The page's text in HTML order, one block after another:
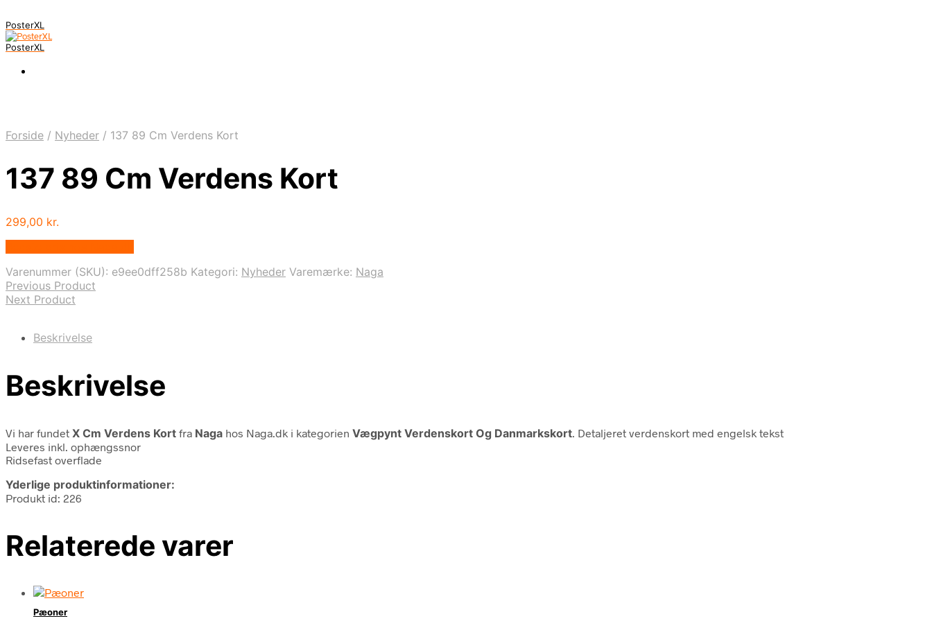
PosterXL
PosterXL
Forside / Nyheder / 137 89 Cm Verdens Kort
137 89 Cm Verdens Kort
299,00 kr.
Varenummer (SKU): e9ee0dff258b Kategori: Nyheder Varemærke: Naga
Previous Product
Next Product
Beskrivelse
Beskrivelse
Vi har fundet X Cm Verdens Kort fra Naga hos Naga.dk i kategorien Vægpynt Verdenskort Og Danmarkskort . Detaljeret verdenskort med engelsk tekst
Leveres inkl. ophængssnor
Ridsefast overflade
Yderlige produktinformationer:
Produkt id: 226
Relaterede varer
Pæoner